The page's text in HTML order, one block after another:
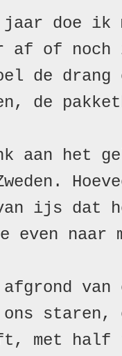
doe
af of
de drang
de
aan het
van ijs dat
naar
van
staren,
met half